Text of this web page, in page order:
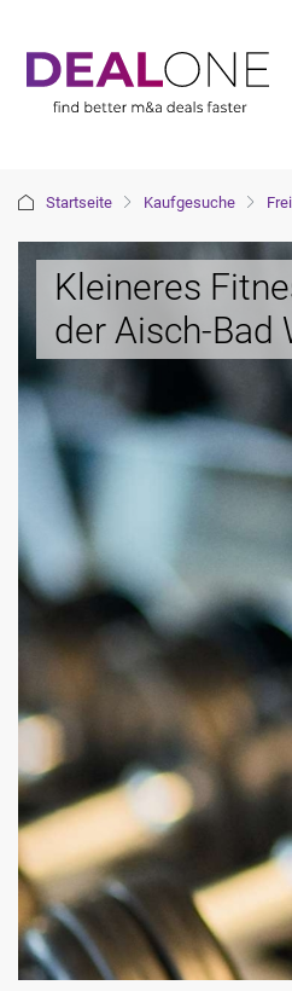
Startseite Kaufgesuche
Kleineres
der Aisch-Bad